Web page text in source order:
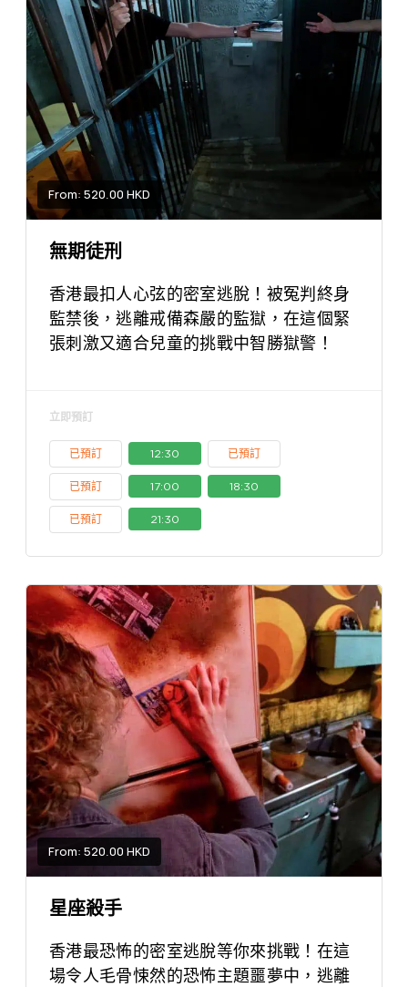
From: 520.00 HKD
無期徒刑
香港最扣人心弦的密室逃脫！被冤判終身
監禁後，逃離戒備森嚴的監獄，在這個緊
張刺激又適合兒童的挑戰中智勝獄警！
立即預訂
已預訂 12:30 已預訂
已預訂 17:00 18:30
已預訂 21:30
From: 520.00 HKD
星座殺手
香港最恐怖的密室逃脫等你來挑戰！在這
場令人毛骨悚然的恐怖主題噩夢中，逃離